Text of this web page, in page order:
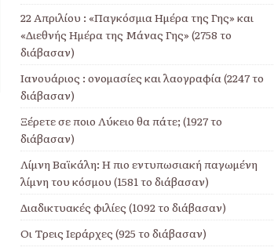
22 Απριλίου : «Παγκόσμια Ημέρα της Γης» και
«Διεθνής Ημέρα της Μάνας Γης» (2758 το
διάβασαν)
Ιανουάριος : ονομασίες και λαογραφία (2247 το
διάβασαν)
Ξέρετε σε ποιο Λύκειο θα πάτε; (1927 το
διάβασαν)
Λίμνη Βαϊκάλη: Η πιο εντυπωσιακή παγωμένη
λίμνη του κόσμου (1581 το διάβασαν)
Διαδικτυακές φιλίες (1092 το διάβασαν)
Οι Τρεις Ιεράρχες (925 το διάβασαν)